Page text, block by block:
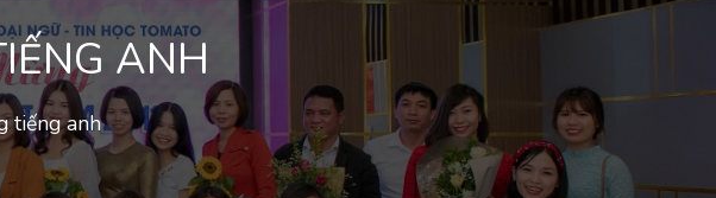
ANH
tiếng anh